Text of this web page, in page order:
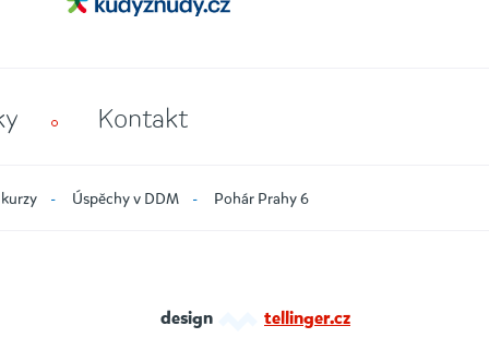
Kontakt
Úspěchy v DDM Pohár Prahy 6
design tellinger.cz